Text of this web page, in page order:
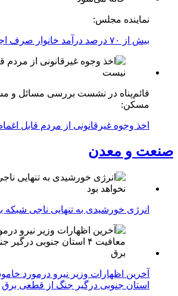
نماینده مجلس:
بیش از ۷۰ درصد درآمد خانوار صرف اجاره خانه می‌شود
قائم‌پناه در نشست بررسی مسائل و
مسکن:
اخذ وجوه غیرقانونی از مردم قابل
صنعت و معدن
انرژی خورشیدی به تنهایی ناجی شبکه
استان جنوبی درگیر جنگ از قطعی برق